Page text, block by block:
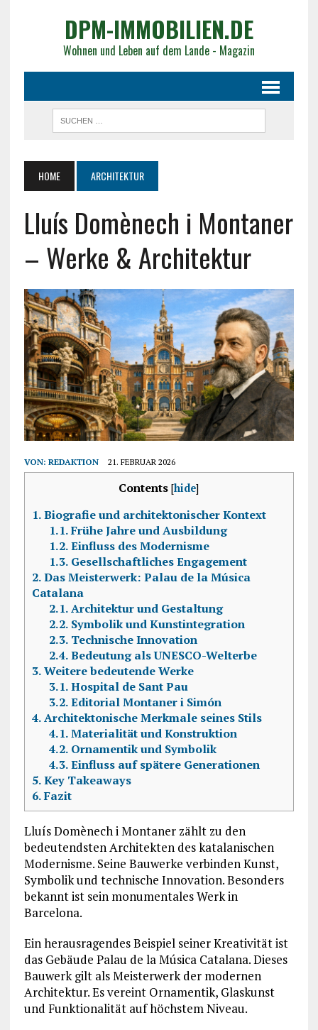
DPM-IMMOBILIEN.DE
Wohnen und Leben auf dem Lande - Magazin
HOME ARCHITEKTUR
Lluís Domènech i Montaner
– Werke & Architektur
VON: REDAKTION 21. FEBRUAR 2026
Contents [hide]
1.Biografie und architektonischer Kontext
1.1.Frühe Jahre und Ausbildung
1.2.Einfluss des Modernisme
1.3.Gesellschaftliches Engagement
2.Das Meisterwerk: Palau de la Música
Catalana
2.1.Architektur und Gestaltung
2.2.Symbolik und Kunstintegration
2.3.Technische Innovation
2.4.Bedeutung als UNESCO-Welterbe
3.Weitere bedeutende Werke
3.1.Hospital de Sant Pau
3.2.Editorial Montaner i Simón
4.Architektonische Merkmale seines Stils
4.1.Materialität und Konstruktion
4.2.Ornamentik und Symbolik
4.3.Einfluss auf spätere Generationen
5.Key Takeaways
6.Fazit
Lluís Domènech i Montanerzählt zu den
bedeutendsten Architekten des katalanischen
Modernisme. Seine Bauwerke verbinden Kunst,
Symbolik und technische Innovation. Besonders
bekannt ist sein monumentales Werk in
Barcelona.
Ein herausragendes Beispiel seiner Kreativität ist
das Gebäude Palau de la Música Catalana. Dieses
Bauwerk gilt als Meisterwerk der modernen
Architektur. Es vereint Ornamentik, Glaskunst
und Funktionalität auf höchstem Niveau.